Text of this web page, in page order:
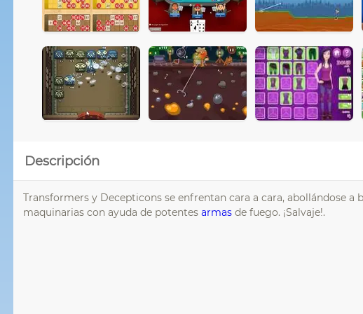
Descripción
Transformers y Decepticons se enfrentan cara a cara, abollándose
maquinarias con ayuda de potentes armas de fuego. ¡Salvaje!.